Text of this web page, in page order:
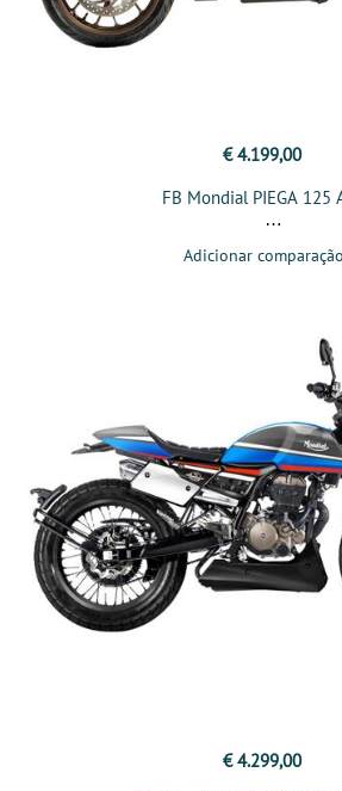
€ 4.199,00
FB Mondial PIEGA 125
Adicionar comparação
€ 4.299,00